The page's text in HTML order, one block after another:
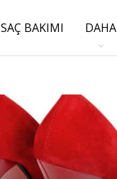
SAÇ BAKIMI DAHA